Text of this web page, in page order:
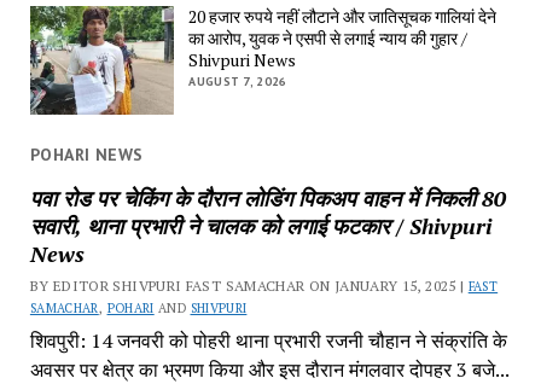
20 हजार रुपये नहीं लौटाने और जातिसूचक गालियां देने
का आरोप, युवक ने एसपी से लगाई न्याय की गुहार /
Shivpuri News
AUGUST 7, 2026
POHARI NEWS
पवा रोड पर चेकिंग के दौरान लोडिंग पिकअप वाहन में निकली 80
सवारी, थाना प्रभारी ने चालक को लगाई फटकार / Shivpuri
News
BY EDITOR SHIVPURI FAST SAMACHAR ON JANUARY 15, 2025 | FAST
SAMACHAR , POHARI AND SHIVPURI
शिवपुरी: 14 जनवरी को पोहरी थाना प्रभारी रजनी चौहान ने संक्रांति के
अवसर पर क्षेत्र का भ्रमण किया और इस दौरान मंगलवार दोपहर 3 बजे...